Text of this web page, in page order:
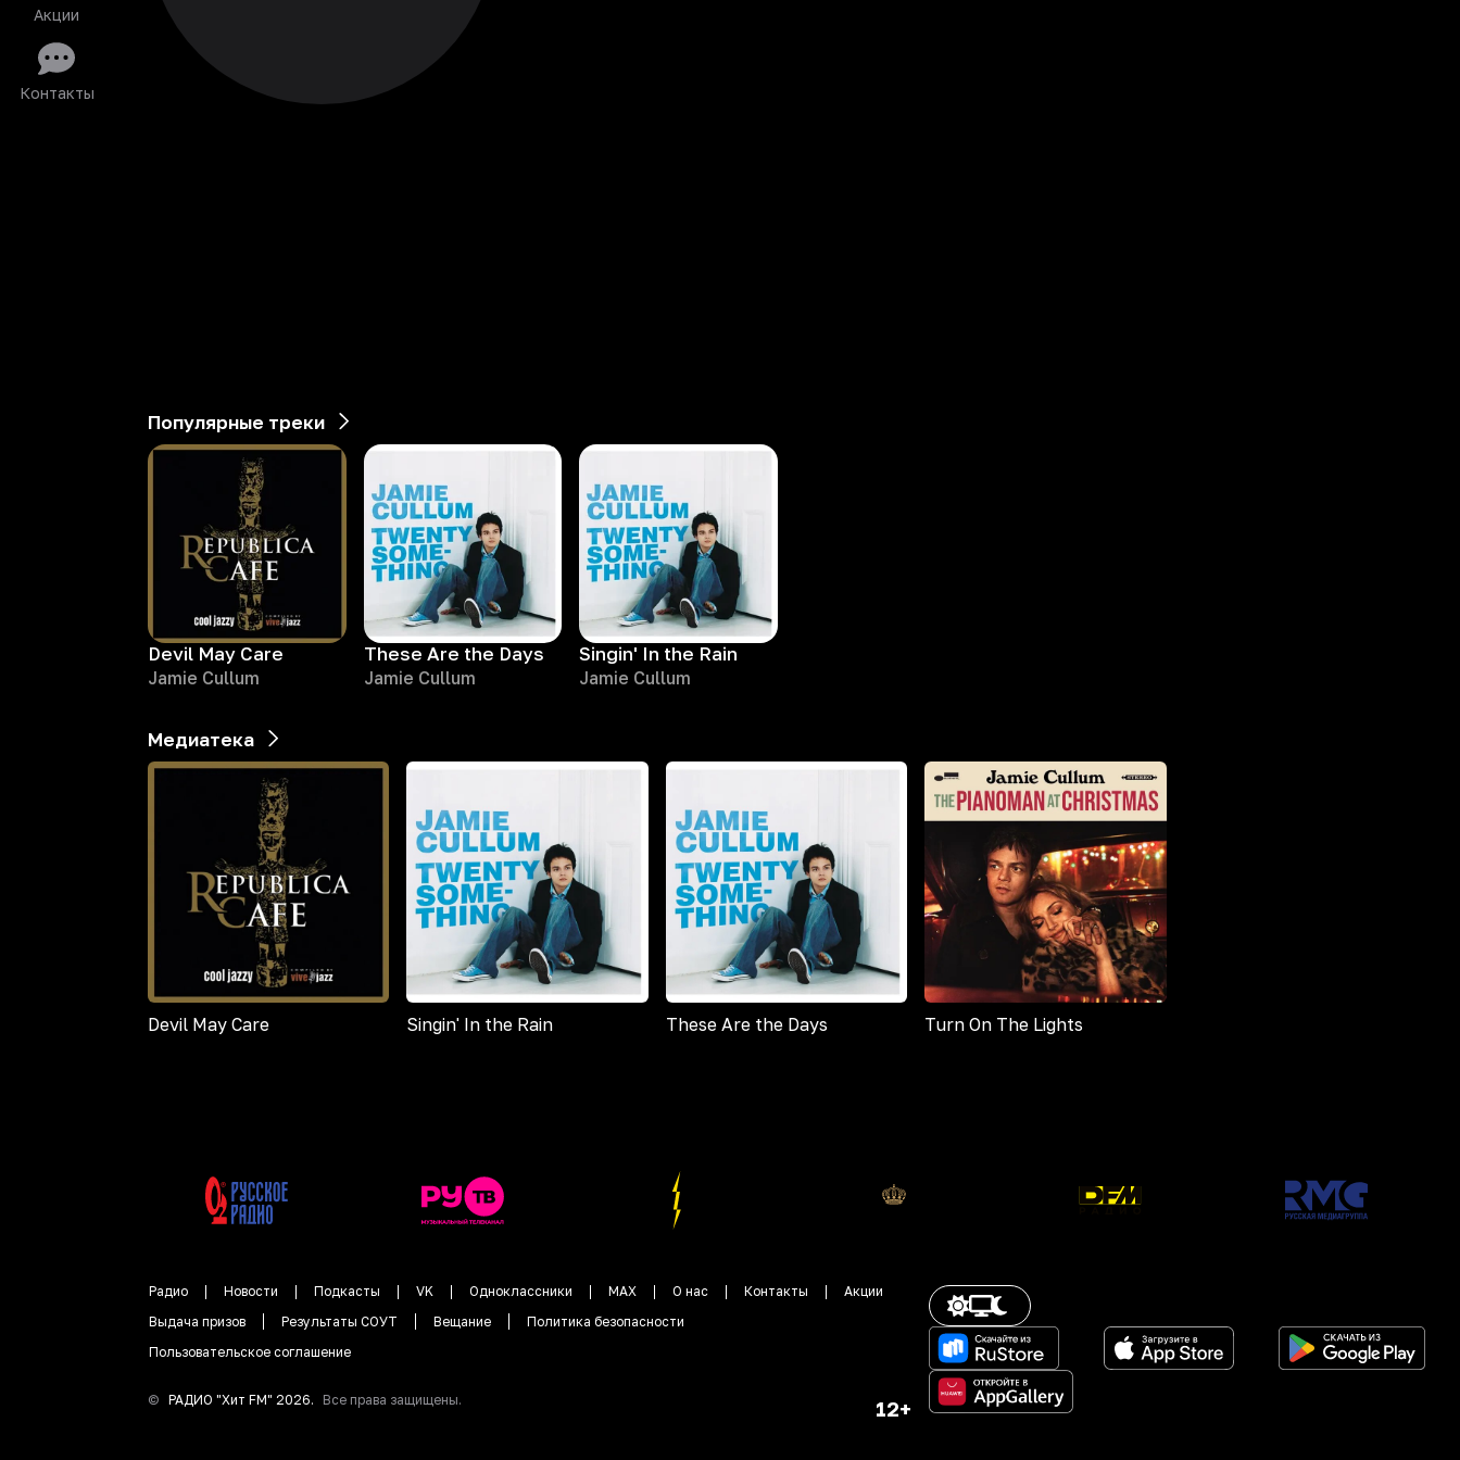
Акции
Контакты
Популярные треки
Devil May Care
Jamie Cullum
These Are the Days
Jamie Cullum
Singin' In the Rain
Jamie Cullum
Медиатека
Devil May Care Singin' In the Rain These Are the Days Turn On The Lights
Радио Новости Подкасты VK Одноклассники MAX О нас Контакты
Акции
Выдача призов
Результаты СОУТ Вещание
Политика безопасности
Пользовательское соглашение
© РАДИО "Хит FM" 2026. Все права защищены. 12+